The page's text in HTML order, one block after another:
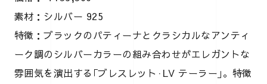
素材：シルバー 925
特徴：ブラックのパティーナとクラシカルなアンティ
ーク調のシルバーカラーの組み合わせがエレガントな
雰囲気を演出する｢ブレスレット·LV テーラー｣。特徴